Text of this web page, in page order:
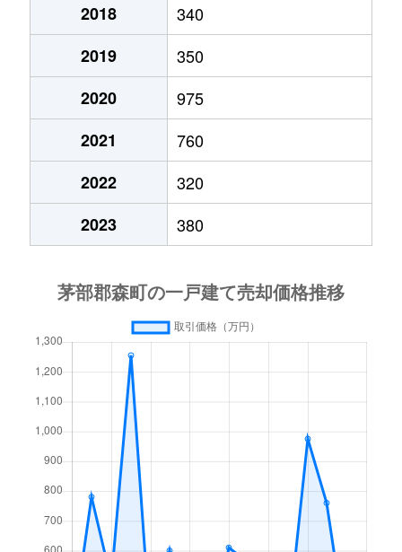
2018
340
2019
350
2020
975
2021
760
2022
320
2023
380